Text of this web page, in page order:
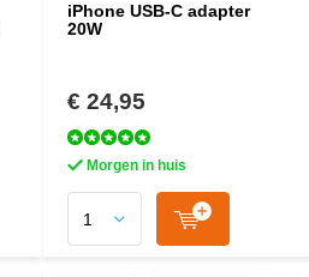
iPhone USB-C adapter
20W
€ 24,95
Morgen in huis